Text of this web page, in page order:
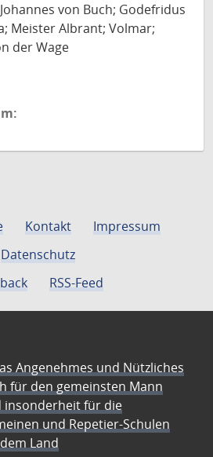
von Buch; Godefridus
Meister Albrant; Volmar;
der Wage
Kontakt
Impressum
Datenschutz
RSS-Feed
Angenehmes und Nützliches
für den gemeinsten Mann
insonderheit für die
und Repetier-Schulen
Land